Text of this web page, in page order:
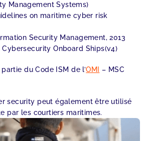
Management Systems)
on maritime cyber risk
Security Management, 2013
Cybersecurity Onboard Ships(v4)
du Code ISM de l’OMI
– MSC
security peut également être utilisé
par les courtiers maritimes.